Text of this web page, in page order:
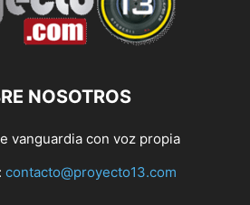
NOSOTROS
vanguardia con voz propia
contacto@proyecto13.com